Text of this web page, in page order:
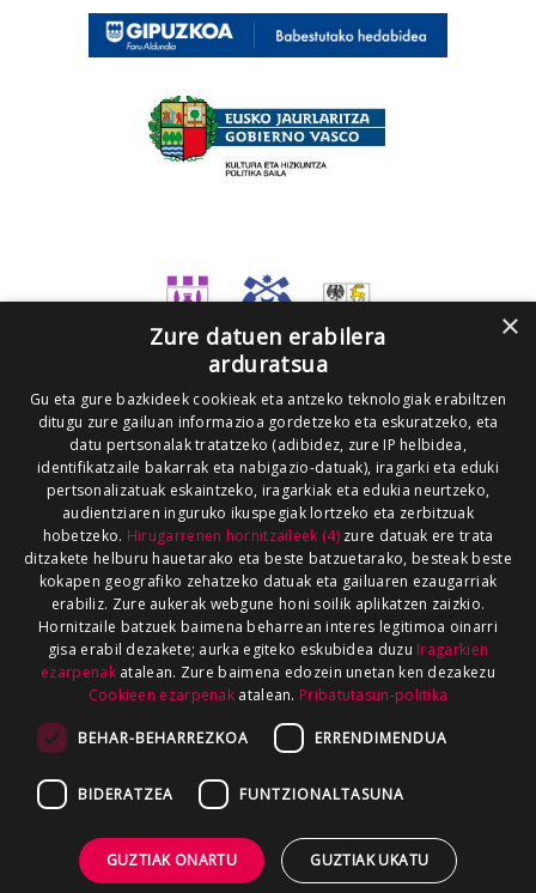
×
Zure datuen erabilera
arduratsua
Gu eta gure bazkideek cookieak eta antzeko teknologiak erabiltzen
ditugu zure gailuan informazioa gordetzeko eta eskuratzeko, eta
datu pertsonalak tratatzeko (adibidez, zure IP helbidea,
identifikatzaile bakarrak eta nabigazio-datuak), iragarki eta eduki
pertsonalizatuak eskaintzeko, iragarkiak eta edukia neurtzeko,
audientziaren inguruko ikuspegiak lortzeko eta zerbitzuak
hobetzeko. Hirugarrenen hornitzaileek (4)zure datuak ere trata
ditzakete helburu hauetarako eta beste batzuetarako, besteak beste
kokapen geografiko zehatzeko datuak eta gailuaren ezaugarriak
erabiliz. Zure aukerak webgune honi soilik aplikatzen zaizkio.
Hornitzaile batzuek baimena beharrean interes legitimoa oinarri
gisa erabil dezakete; aurka egiteko eskubidea duzu Iragarkien
ezarpenakatalean. Zure baimena edozein unetan ken dezakezu
Cookieen ezarpenak atalean. Pribatutasun-politika
BEHAR-BEHARREZKOA ERRENDIMENDUA
BIDERATZEA FUNTZIONALTASUNA
GUZTIAK ONARTU GUZTIAK UKATU